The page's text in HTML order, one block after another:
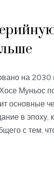
на 2030
Муньос
основные
в эпоху,
с тем,